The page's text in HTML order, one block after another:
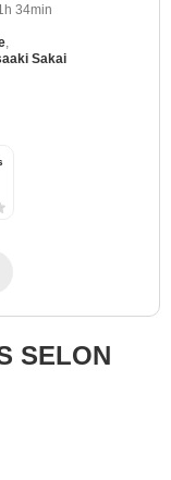
34min
Sakai
SELON